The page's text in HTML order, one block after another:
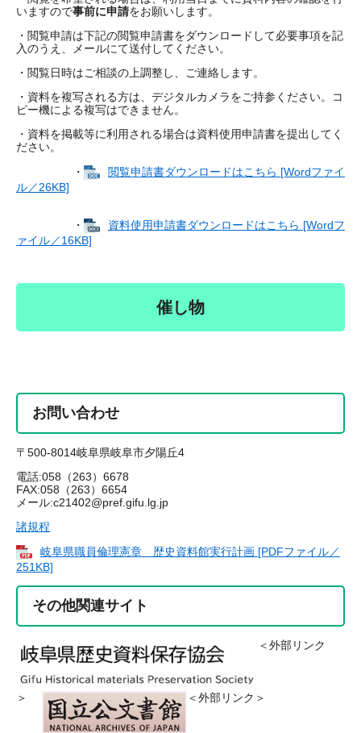
いますので事前に申請をお願いします。
・閲覧申請は下記の閲覧申請書をダウンロードして必要事項を記
入のうえ、メールにて送付してください。
・閲覧日時はご相談の上調整し、ご連絡します。
・資料を複写される方は、デジタルカメラをご持参ください。コ
ピー機による複写はできません。
・資料を掲載等に利用される場合は資料使用申請書を提出してく
ださい。
・
閲覧申請書ダウンロードはこちら [Wordファイ
ル／26KB]
・
資料使用申請書ダウンロードはこちら [Wordフ
ァイル／16KB]
催し物
お問い合わせ
〒500-8014岐阜県岐阜市夕陽丘4
電話:058（263）6678
FAX:058（263）6654
メール:c21402@pref.gifu.lg.jp​
諸規程
岐阜県職員倫理憲章 歴史資料館実行計画 [PDFファイル／
251KB]
その他関連サイト
＜外部リンク
＞ ＜外部リンク＞